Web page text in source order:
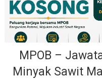
MPOB –
Minyak Sawit